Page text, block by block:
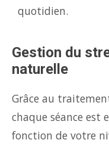
quotidien.
Gestion du
naturelle
Grâce au
chaque séance est
fonction de votre